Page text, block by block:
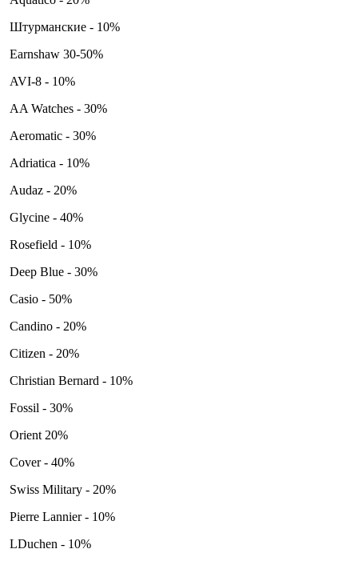
Штурманские - 10%
Earnshaw 30-50%
AVI-8 - 10%
AA Watches - 30%
Aeromatic - 30%
Adriatica - 10%
Audaz - 20%
Glycine - 40%
Rosefield - 10%
Deep Blue - 30%
Casio - 50%
Candino - 20%
Citizen - 20%
Christian Bernard - 10%
Fossil - 30%
Orient 20%
Cover - 40%
Swiss Military - 20%
Pierre Lannier - 10%
LDuchen - 10%